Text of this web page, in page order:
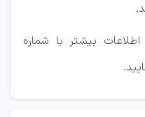
بیشتر با شماره